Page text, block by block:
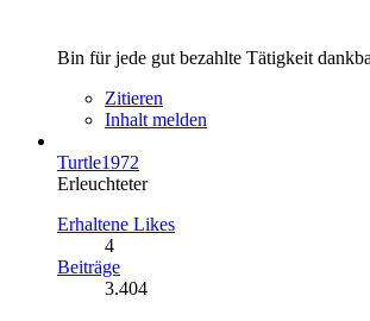
Bin für jede gut bezahlte Tätigkeit
Zitieren
Inhalt melden
Turtle1972
Erleuchteter
Erhaltene Likes
4
Beiträge
3.404